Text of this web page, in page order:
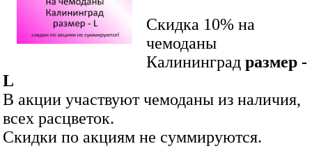
Скидка 10% на
чемоданы
Калининградразмер -
L
В акции участвуют чемоданы из наличия,
всех расцветок.
Скидки по акциям не суммируются.